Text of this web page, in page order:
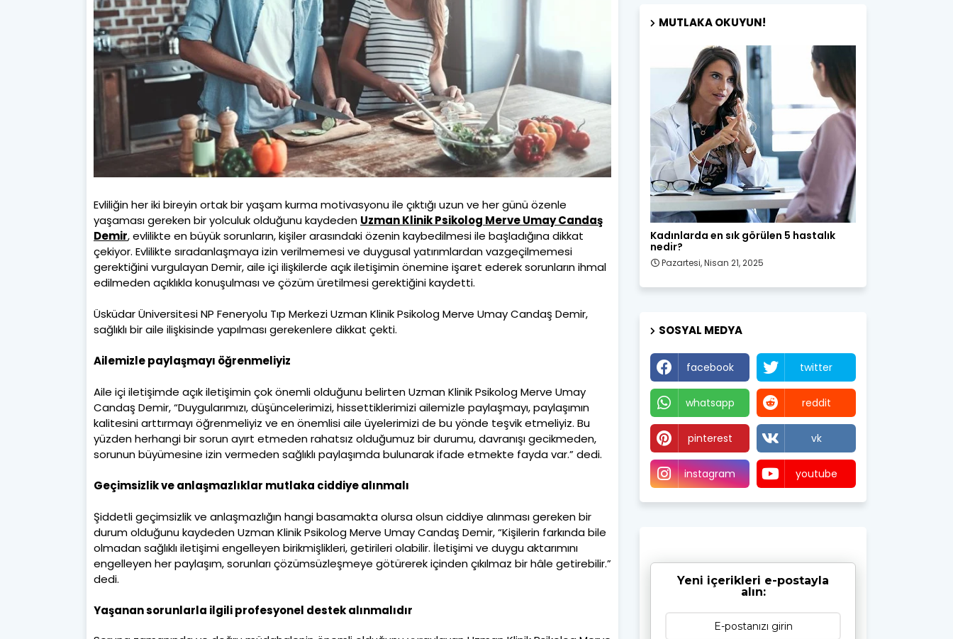
Evliliğin her iki bireyin ortak bir yaşam kurma motivasyonu ile çıktığı uzun ve her günü özenle
yaşaması gereken bir yolculuk olduğunu kaydeden Uzman Klinik Psikolog Merve Umay Candaş
Demir, evlilikte en büyük sorunların, kişiler arasındaki özenin kaybedilmesi ile başladığına dikkat
çekiyor. Evlilikte sıradanlaşmaya izin verilmemesi ve duygusal yatırımlardan vazgeçilmemesi
gerektiğini vurgulayan Demir, aile içi ilişkilerde açık iletişimin önemine işaret ederek sorunların ihmal
edilmeden açıklıkla konuşulması ve çözüm üretilmesi gerektiğini kaydetti.
Üsküdar Üniversitesi NP Feneryolu Tıp Merkezi Uzman Klinik Psikolog Merve Umay Candaş Demir,
sağlıklı bir aile ilişkisinde yapılması gerekenlere dikkat çekti.
Ailemizle paylaşmayı öğrenmeliyiz
Aile içi iletişimde açık iletişimin çok önemli olduğunu belirten Uzman Klinik Psikolog Merve Umay
Candaş Demir, “Duygularımızı, düşüncelerimizi, hissettiklerimizi ailemizle paylaşmayı, paylaşımın
kalitesini arttırmayı öğrenmeliyiz ve en önemlisi aile üyelerimizi de bu yönde teşvik etmeliyiz. Bu
yüzden herhangi bir sorun ayırt etmeden rahatsız olduğumuz bir durumu, davranışı gecikmeden,
sorunun büyümesine izin vermeden sağlıklı paylaşımda bulunarak ifade etmekte fayda var.” dedi.
Geçimsizlik ve anlaşmazlıklar mutlaka ciddiye alınmalı
Şiddetli geçimsizlik ve anlaşmazlığın hangi basamakta olursa olsun ciddiye alınması gereken bir
durum olduğunu kaydeden Uzman Klinik Psikolog Merve Umay Candaş Demir, “Kişilerin farkında bile
olmadan sağlıklı iletişimi engelleyen birikmişlikleri, getirileri olabilir. İletişimi ve duygu aktarımını
engelleyen her paylaşım, sorunları çözümsüzleşmeye götürerek içinden çıkılmaz bir hâle getirebilir.”
dedi.
Yaşanan sorunlarla ilgili profesyonel destek alınmalıdır
MUTLAKA OKUYUN!
Kadın Sağlığı
Kadınlarda en sık görülen 5 hastalık
nedir?
Pazartesi, Nisan 21, 2025
SOSYAL MEDYA
facebook twitter
whatsapp reddit
pinterest vk
instagram youtube
Yeni içerikleri e-postayla
alın: